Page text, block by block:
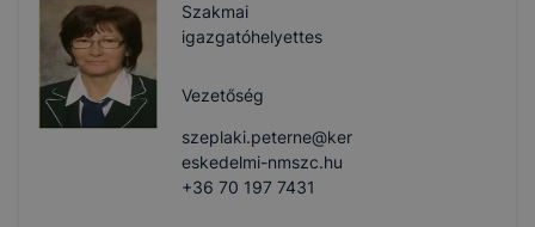
Szakmai
igazgatóhelyettes
Vezetőség
szeplaki.peterne@ker
eskedelmi-nmszc.hu
+36 70 197 7431